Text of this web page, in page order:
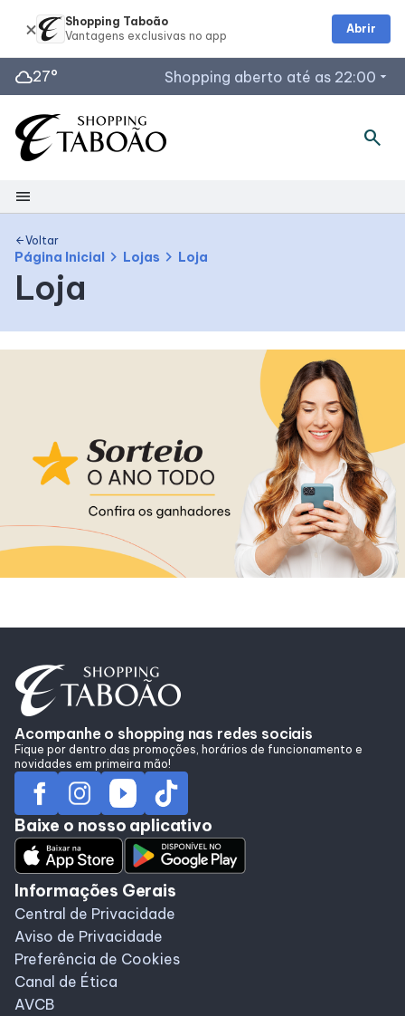
cloud27° Shopping aberto até as 22:00 arrow_drop_down
Horários de Funcionamento
Lojas
Acessar todos os horários
search
menu
Shopping
Mapa interno
Facilidades
Horários
Entretenimento
Fique por Dentro
Lojas e Restaurantes
Lojas
Alimentação
Delivery
Programa de Benefícios
arrow_backVoltar
Página Inicial chevron_right Lojas chevron_right Loja
Loja
Acompanhe o shopping nas redes sociais
Fique por dentro das promoções, horários de funcionamento e
novidades em primeira mão!
Baixe o nosso aplicativo
Informações Gerais
Central de Privacidade
Aviso de Privacidade
Preferência de Cookies
Canal de Ética
AVCB
Shopping Taboão
Abrir